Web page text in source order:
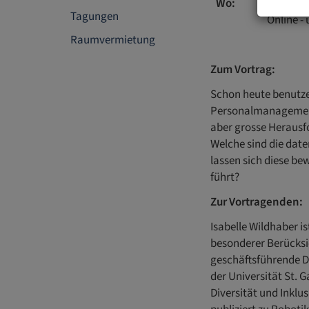
Tagungen
Raumvermietung
Wo:
Online -
Zum Vortrag:
Schon heute
aber grosse
Welche sind die
lassen sich diese
führt?
Zur Vortragenden:
Isabelle Wildhaber
besonderer
geschäftsführende
der Universität St.
Diversität und